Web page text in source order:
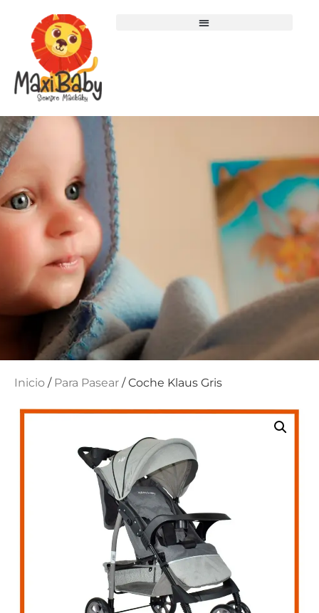
Inicio / Para Pasear / Coche Klaus Gris